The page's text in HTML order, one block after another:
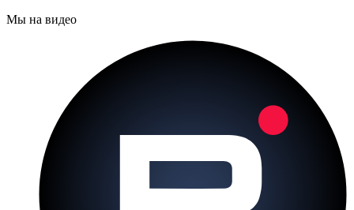
Мы на видео